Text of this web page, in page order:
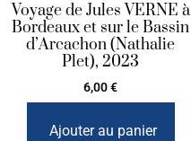
Voyage de Jules VERNE à
Bordeaux et sur le Bassin
d’Arcachon (Nathalie
Plet), 2023
6,00€
Ajouter au panier